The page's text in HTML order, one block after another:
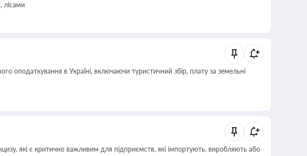
оподаткування в Україні, включаючи туристичний збір, плату за земельні
які є критично важливим для підприємств, які імпортують, виробляють або